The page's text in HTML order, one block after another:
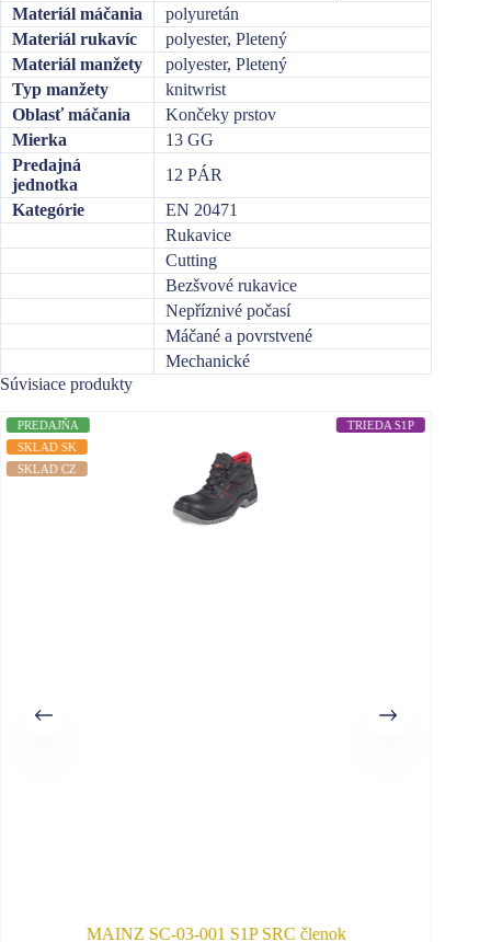
Materiál máčania
polyuretán
Materiál rukavíc
polyester, Pletený
Materiál manžety
polyester, Pletený
Typ manžety
knitwrist
Oblasť máčania
Končeky prstov
Mierka
13 GG
Predajná
jednotka
12 PÁR
Kategórie
EN 20471
Rukavice
Cutting
Bezšvové rukavice
Nepříznivé počasí
Máčané a povrstvené
Mechanické
Súvisiace produkty
PREDAJŇA
SKLAD SK
SKLAD CZ
TRIEDA S1P
MAINZ SC-03-001 S1P SRC členok